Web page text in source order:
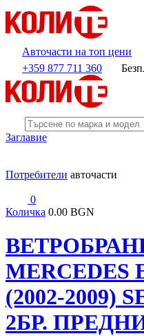
Авточасти на топ цени
+359 877 711 360
Заглавие
Потребители авточасти
0
Количка 0.00 BGN
MERCEDES
(2002-2009)
2БР.